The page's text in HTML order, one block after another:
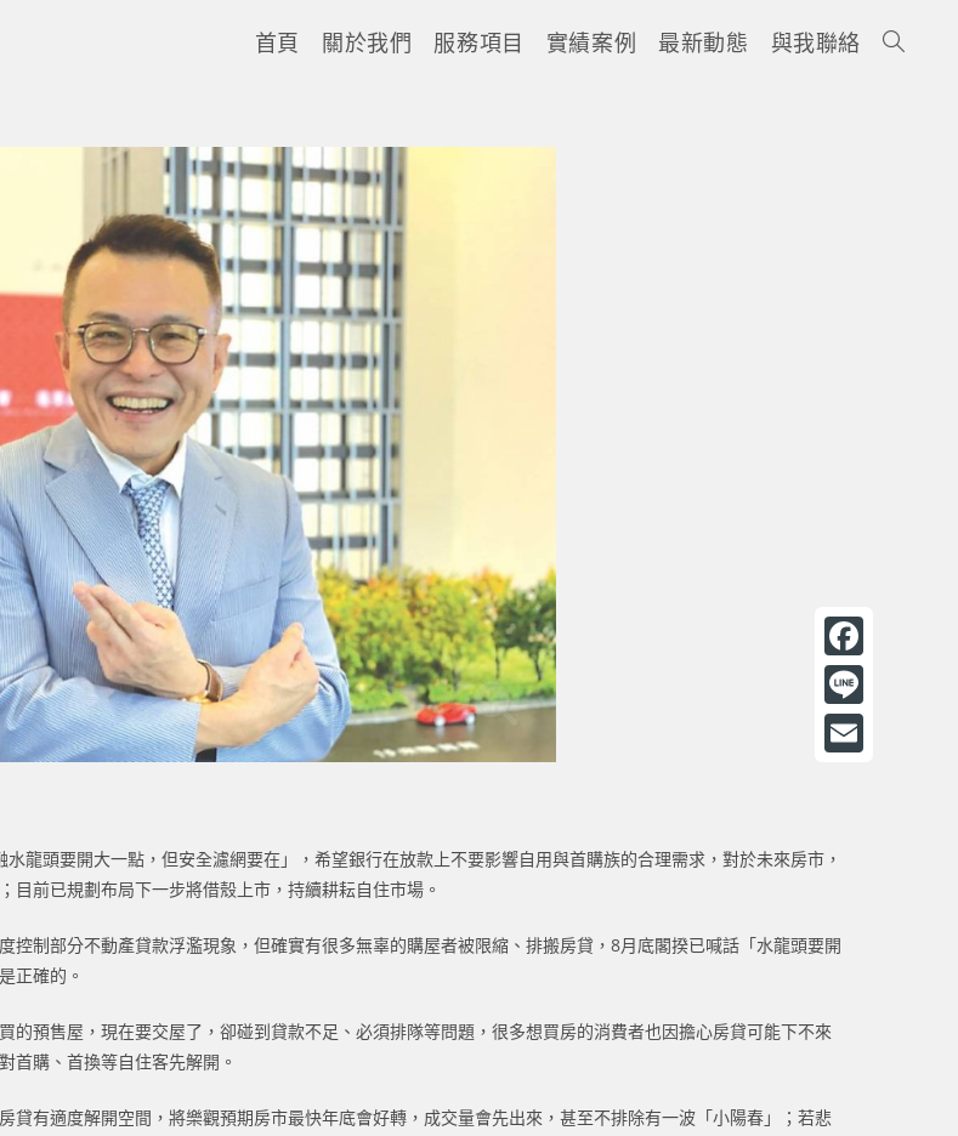
首頁 關於我們 服務項目 實績案例 最新動態 與我聯絡
龍頭要開大一點，但安全濾網要在」，希望銀行在放款上不要影響自用與首購族的合理需求，對於未來房市，
前已規劃布局下一步將借殼上市，持續耕耘自住市場。
制部分不動產貸款浮濫現象，但確實有很多無辜的購屋者被限縮、排搬房貸，8月底閣揆已喊話「水龍頭要開
正確的。
預售屋，現在要交屋了，卻碰到貸款不足、必須排隊等問題，很多想買房的消費者也因擔心房貸可能下不來
首購、首換等自住客先解開。
有適度解開空間，將樂觀預期房市最快年底會好轉，成交量會先出來，甚至不排除有一波「小陽春」；若悲
F
a
c
o
k
L